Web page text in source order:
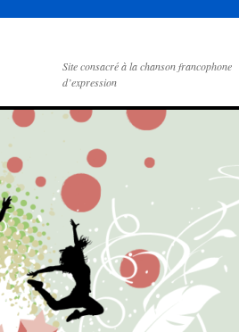
Site consacré à la chanson francophone
d’expression